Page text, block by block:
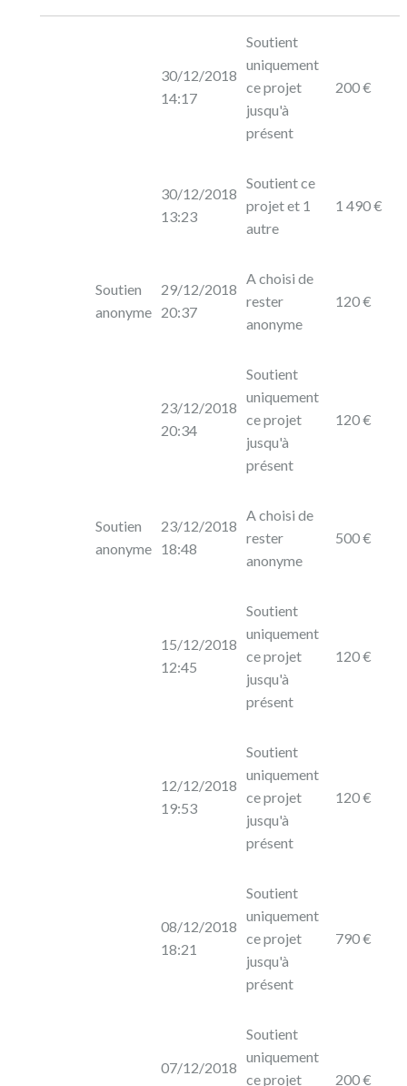
30/12/2018
14:17
Soutient
uniquement
ce projet
jusqu'à
présent
200 €
30/12/2018
13:23
Soutient ce
projet et 1
autre
1 490 €
Soutien
anonyme
29/12/2018
20:37
A choisi de
rester
anonyme
120 €
23/12/2018
20:34
Soutient
uniquement
ce projet
jusqu'à
présent
120 €
Soutien
anonyme
23/12/2018
18:48
A choisi de
rester
anonyme
500 €
15/12/2018
12:45
Soutient
uniquement
ce projet
jusqu'à
présent
120 €
12/12/2018
19:53
Soutient
uniquement
ce projet
jusqu'à
présent
120 €
08/12/2018
18:21
Soutient
uniquement
ce projet
jusqu'à
présent
790 €
07/12/2018
Soutient
uniquement
ce projet
200 €